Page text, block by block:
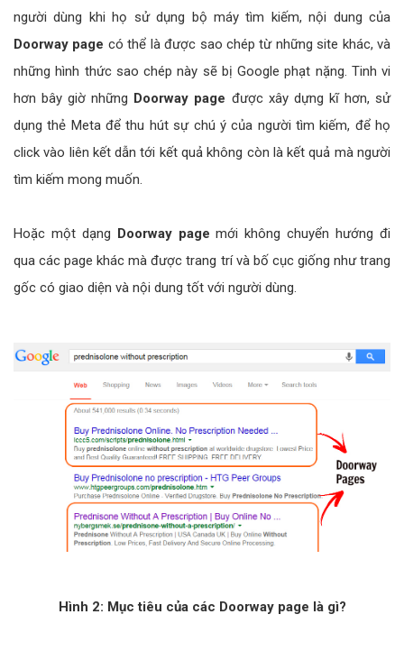
người dùng khi họ sử dụng bộ máy tìm kiếm, nội dung của
Doorway page có thể là được sao chép từ những site khác, và
những hình thức sao chép này sẽ bị Google phạt nặng. Tinh vi
hơn bây giờ những Doorway page được xây dựng kĩ hơn, sử
dụng thẻ Meta để thu hút sự chú ý của người tìm kiếm, để họ
click vào liên kết dẫn tới kết quả không còn là kết quả mà người
tìm kiếm mong muốn.
Hoặc một dạng Doorway page mới không chuyển hướng đi
qua các page khác mà được trang trí và bố cục giống như trang
gốc có giao diện và nội dung tốt với người dùng.
Hình 2: Mục tiêu của các Doorway page là gì?